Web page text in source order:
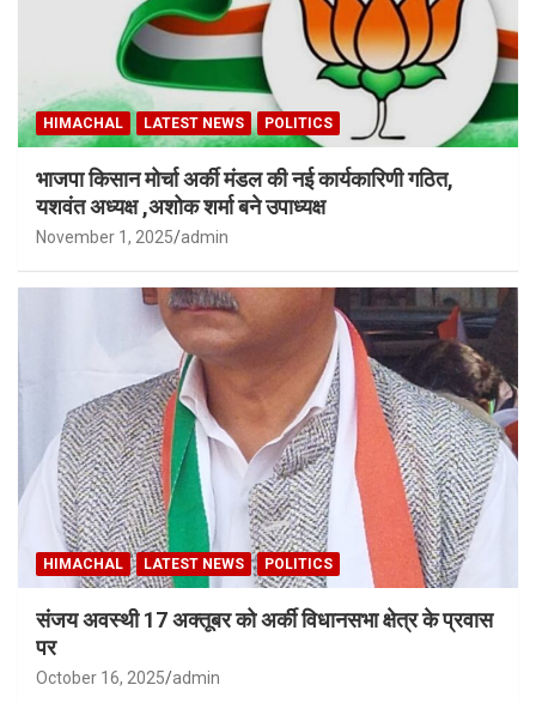
HIMACHAL LATEST NEWS POLITICS
भाजपा किसान मोर्चा अर्की मंडल की नई कार्यकारिणी गठित,
यशवंत अध्यक्ष ,अशोक शर्मा बने उपाध्यक्ष
November 1, 2025 admin
HIMACHAL LATEST NEWS POLITICS
संजय अवस्थी 17 अक्तूबर को अर्की विधानसभा क्षेत्र के प्रवास
पर
October 16, 2025 admin